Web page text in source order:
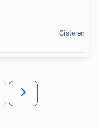
Gisteren